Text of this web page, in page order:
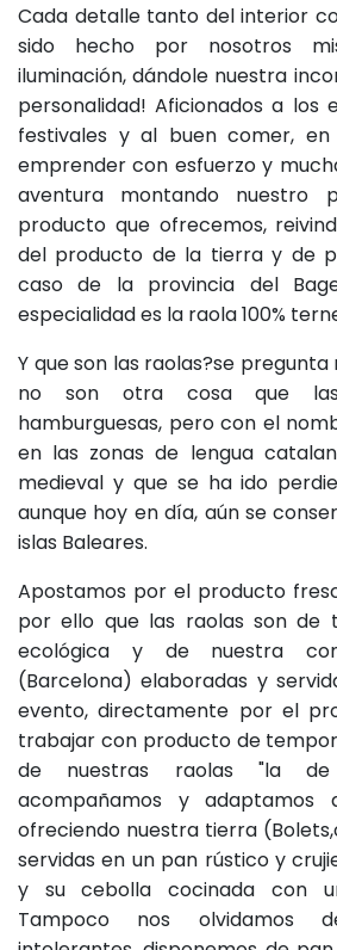
Cada detalle tanto del interior
sido hecho por nosotros
iluminación, dándole nuestra
personalidad! Aficionados a los
festivales y al buen comer, en
emprender con esfuerzo y
aventura montando nuestro
producto que ofrecemos,
del producto de la tierra y de
caso de la provincia del
especialidad es la raola 100%
Y que son las raolas?se pregunta
no son otra cosa que
hamburguesas, pero con el
en las zonas de lengua
medieval y que se ha ido
aunque hoy en día, aún se
islas Baleares.
Apostamos por el producto
por ello que las raolas son de
ecológica y de nuestra
(Barcelona) elaboradas y
evento, directamente por el
trabajar con producto de
de nuestras raolas "la de
acompañamos y
ofreciendo nuestra tierra
servidas en un pan rústico y
y su cebolla cocinada con
Tampoco nos olvidamos